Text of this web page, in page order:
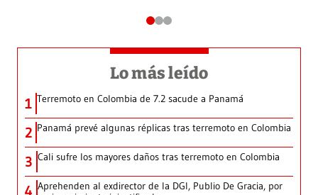
Lo más leído
1 Terremoto en Colombia de 7.2 sacude a Panamá
2 Panamá prevé algunas réplicas tras terremoto en Colombia
3 Cali sufre los mayores daños tras terremoto en Colombia
4 Aprehenden al exdirector de la DGI, Publio De Gracia, por